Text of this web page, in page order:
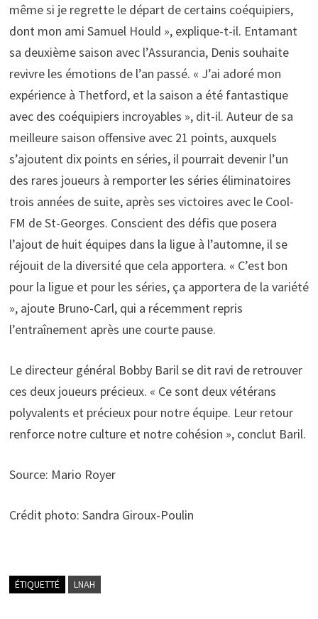
même si je regrette le départ de certains coéquipiers,
dont mon ami Samuel Hould », explique-t-il. Entamant
sa deuxième saison avec l’Assurancia, Denis souhaite
revivre les émotions de l’an passé. « J’ai adoré mon
expérience à Thetford, et la saison a été fantastique
avec des coéquipiers incroyables », dit-il. Auteur de sa
meilleure saison offensive avec 21 points, auxquels
s’ajoutent dix points en séries, il pourrait devenir l’un
des rares joueurs à remporter les séries éliminatoires
trois années de suite, après ses victoires avec le Cool-
FM de St-Georges. Conscient des défis que posera
l’ajout de huit équipes dans la ligue à l’automne, il se
réjouit de la diversité que cela apportera. « C’est bon
pour la ligue et pour les séries, ça apportera de la variété
», ajoute Bruno-Carl, qui a récemment repris
l’entraînement après une courte pause.
Le directeur général Bobby Baril se dit ravi de retrouver
ces deux joueurs précieux. « Ce sont deux vétérans
polyvalents et précieux pour notre équipe. Leur retour
renforce notre culture et notre cohésion », conclut Baril.
Source: Mario Royer
Crédit photo: Sandra Giroux-Poulin
ÉTIQUETTÉ LNAH